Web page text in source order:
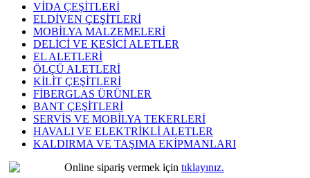
VİDA ÇEŞİTLERİ
ELDİVEN ÇEŞİTLERİ
MOBİLYA MALZEMELERİ
DELİCİ VE KESİCİ ALETLER
EL ALETLERİ
ÖLÇÜ ALETLERİ
KİLİT ÇEŞİTLERİ
FİBERGLAS ÜRÜNLER
BANT ÇEŞİTLERİ
SERVİS VE MOBİLYA TEKERLERİ
HAVALI VE ELEKTRİKLİ ALETLER
KALDIRMA VE TAŞIMA EKİPMANLARI
Online sipariş vermek için tıklayınız.